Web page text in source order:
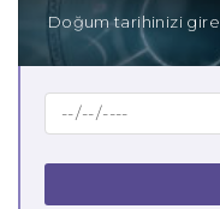
Doğum tarihinizi